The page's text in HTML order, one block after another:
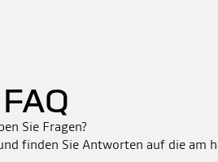
FAQ
Sie Fragen?
finden Sie Antworten auf die am